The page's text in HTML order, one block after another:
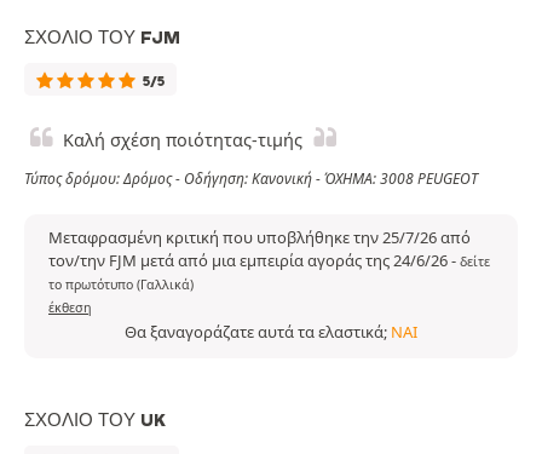
ΣΧΌΛΙΟ ΤΟΥ FJM
5/5
Καλή σχέση ποιότητας-τιμής
Τύπος δρόμου: Δρόμος - Οδήγηση: Κανονική - ΌΧΗΜΑ: 3008 PEUGEOT
Μεταφρασμένη κριτική που υποβλήθηκε την 25/7/26 από
τον/την FJM μετά από μια εμπειρία αγοράς της 24/6/26- δείτε
το πρωτότυπο (Γαλλικά)
έκθεση
Θα ξαναγοράζατε αυτά τα ελαστικά; ΝΑΙ
ΣΧΌΛΙΟ ΤΟΥ UK